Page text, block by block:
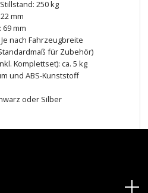
250 kg
mm
mm
nach Fahrzeugbreite
für Zubehör)
Komplettset): ca. 5 kg
und ABS-Kunststoff
oder Silber